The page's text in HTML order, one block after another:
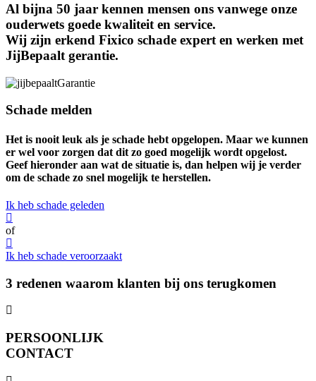
Al bijna 50 jaar kennen mensen ons vanwege onze
ouderwets goede kwaliteit en service.
Wij zijn erkend Fixico schade expert en werken met
JijBepaalt gerantie.
Schade melden
Het is nooit leuk als je schade hebt opgelopen. Maar we kunnen
er wel voor zorgen dat dit zo goed mogelijk wordt opgelost.
Geef hieronder aan wat de situatie is, dan helpen wij je verder
om de schade zo snel mogelijk te herstellen.
Ik heb schade geleden
of
Ik heb schade veroorzaakt
3 redenen waarom klanten bij ons terugkomen
PERSOONLIJK
CONTACT